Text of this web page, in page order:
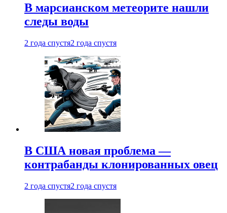
В марсианском метеорите нашли
следы воды
2 года спустя2 года спустя
В США новая проблема —
контрабанды клонированных овец
2 года спустя2 года спустя